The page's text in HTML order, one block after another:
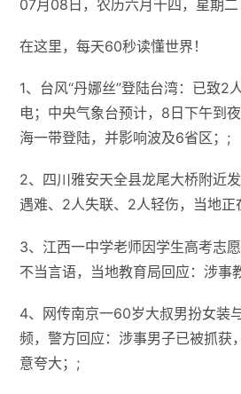
07月08日，农历六月十四，星期二
在这里，每天60秒读懂世界！
1、台风“丹娜丝”登陆台湾：已致2
电；中央气象台预计，8日下午到
海一带登陆，并影响波及6省区；;
2、四川雅安天全县龙尾大桥附近
遇难、2人失联、2人轻伤，当地正
3、江西一中学老师因学生高考志
不当言语，当地教育局回应：涉事
4、网传南京一60岁大叔男扮女装
频，警方回应：涉事男子已被抓获
意夸大；;